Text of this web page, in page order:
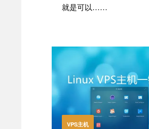
就是可以……
VPS主机